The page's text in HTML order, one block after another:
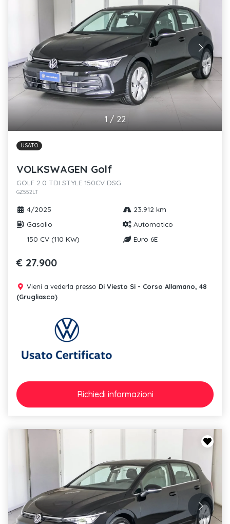
1/ 22
USATO
VOLKSWAGEN Golf
GOLF 2.0 TDI STYLE 150CV DSG
GZ552LT
4/2025
23.912 km
Gasolio
Automatico
150 CV (110 KW)
Euro 6E
€ 27.900
Vieni a vederla presso Di Viesto Si - Corso Allamano, 48
(Grugliasco)
Richiedi informazioni